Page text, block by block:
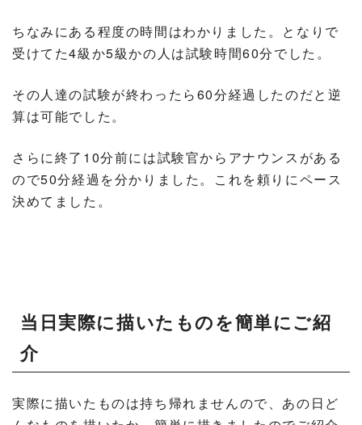
ちなみにある程度の時間はわかりました。となりで
受けてた4級か5級かの人は試験時間60分でした。
その人達の試験が終わったら60分経過したのだと逆
算は可能でした。
さらに終了10分前には試験官からアナウンスがある
ので50分経過を分かりました。これを頼りにペース
決めてました。
当日実際に描いたものを簡単にご紹
介
実際に描いたものは持ち帰れませんので、あの日ど